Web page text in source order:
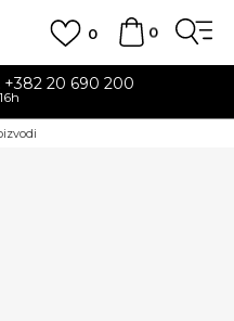
0
0
+382 20 690 200